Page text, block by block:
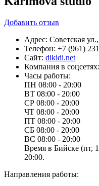
Добавить отзыв
Адрес: Советская
Телефон: +7 (961)
Сайт: dikidi.net
Компания в соцсетях:
Часы работы:
ПН 08:00 - 20:00
ВТ 08:00 - 20:00
СР 08:00 - 20:00
ЧТ 08:00 - 20:00
ПТ 08:00 - 20:00
СБ 08:00 - 20:00
ВС 08:00 - 20:00
Время в Бийске (пт,
20:00.
Направления работы: